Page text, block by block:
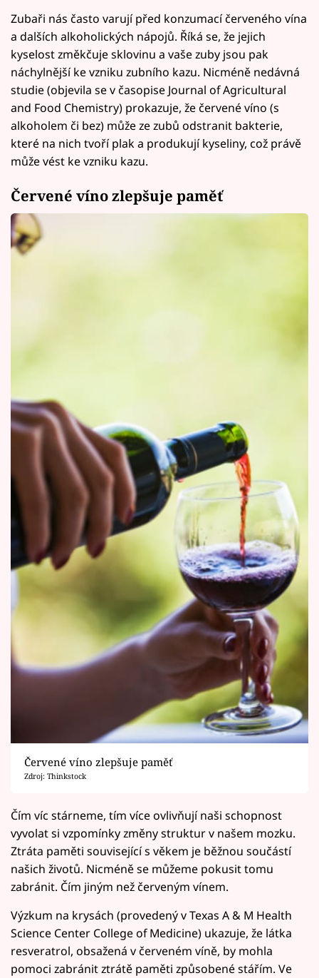
Zubaři nás často varují před konzumací červeného vína
a dalších alkoholických nápojů. Říká se, že jejich
kyselost změkčuje sklovinu a vaše zuby jsou pak
náchylnější ke vzniku zubního kazu. Nicméně nedávná
studie (objevila se v časopise Journal of Agricultural
and Food Chemistry) prokazuje, že červené víno (s
alkoholem či bez) může ze zubů odstranit bakterie,
které na nich tvoří plak a produkují kyseliny, což právě
může vést ke vzniku kazu.
Červené víno zlepšuje paměť
Červené víno zlepšuje paměť
Zdroj: Thinkstock
Čím víc stárneme, tím více ovlivňují naši schopnost
vyvolat si vzpomínky změny struktur v našem mozku.
Ztráta paměti související s věkem je běžnou součástí
našich životů. Nicméně se můžeme pokusit tomu
zabránit. Čím jiným než červeným vínem.
Výzkum na krysách (provedený v Texas A & M Health
Science Center College of Medicine) ukazuje, že látka
resveratrol, obsažená v červeném víně, by mohla
pomoci zabránit ztrátě paměti způsobené stářím. Ve